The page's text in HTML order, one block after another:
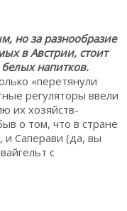
но за разнообразие
в Австрии, стоит
напитков.
«перетянули
регуляторы ввели
их хозяйств-
о том, что в стране
Саперави (да, вы
с